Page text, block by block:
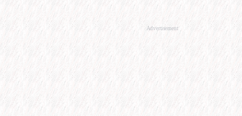
Advertisement